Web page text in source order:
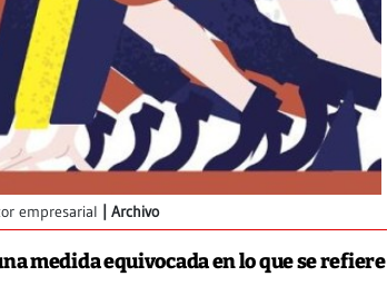
empresarial Archivo
medida equivocada en lo que se refiere